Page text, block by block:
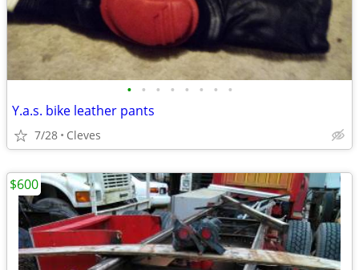
• • • • • • • •
Y.a.s. bike leather pants
7/28 Cleves
$600